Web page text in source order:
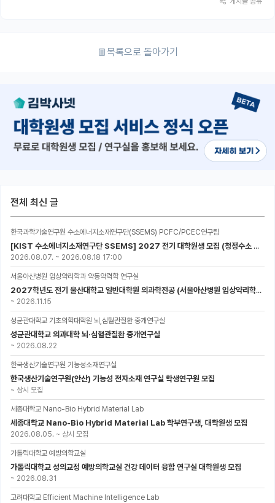
목록으로 돌아가기
전체 최신 글
한국과학기술연구원 수소에너지소재연구단(SSEMS) PCFC/PCEC연구팀
[KIST 수소에너지소재연구단 SSEMS] 2027 전기 대학원생 모집 (청정수소 생산/활용을 위한 프로톤 세라믹 전지)
2026.08.07. ~ 2026.08.18 17:00
서울아산병원 임상약리학과 약동약력학 연구실
2027학년도 전기 울산대학교 일반대학원 의과학전공 (서울아산병원 임상약리학과 약동약력학 연구실) 대학원생 모집공고
~ 2026.11.15
성균관대학교 기초의학대학원 뇌,심혈관질환 중개연구실
성균관대학교 의과대학 뇌·심혈관질환 중개연구실
~ 2026.08.22
한국생산기술연구원 기능성소재연구실
한국생산기술연구원(안산) 기능성 전자소재 연구실 학생연구원 모집
~ 상시 모집
세종대학교 Nano-Bio Hybrid Material Lab
세종대학교 Nano-Bio Hybrid Material Lab 학부연구생, 대학원생 모집
2026.08.05. ~ 상시 모집
가톨릭대학교 예방의학교실
가톨릭대학교 성의교정 예방의학교실 건강 데이터 융합 연구실 대학원생 모집
~ 2026.08.31
고려대학교 Efficient Machine Intelligence Lab